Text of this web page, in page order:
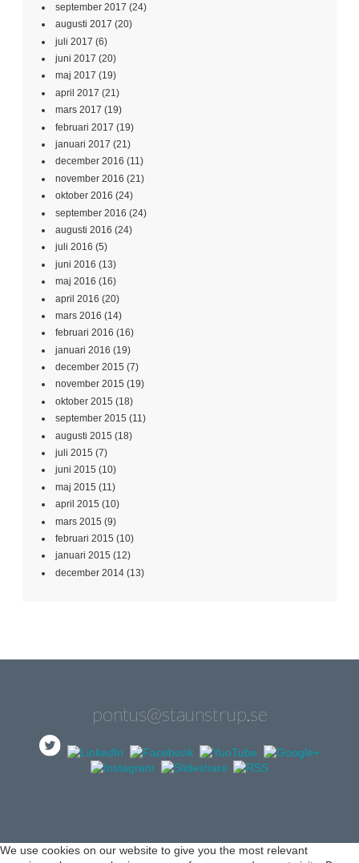
september 2017 (24)
augusti 2017 (20)
juli 2017 (6)
juni 2017 (20)
maj 2017 (19)
april 2017 (21)
mars 2017 (19)
februari 2017 (19)
januari 2017 (21)
december 2016 (11)
november 2016 (21)
oktober 2016 (24)
september 2016 (24)
augusti 2016 (24)
juli 2016 (5)
juni 2016 (13)
maj 2016 (16)
april 2016 (20)
mars 2016 (14)
februari 2016 (16)
januari 2016 (19)
december 2015 (7)
november 2015 (19)
oktober 2015 (18)
september 2015 (11)
augusti 2015 (18)
juli 2015 (7)
juni 2015 (10)
maj 2015 (11)
april 2015 (10)
mars 2015 (9)
februari 2015 (10)
januari 2015 (12)
december 2014 (13)
pontus@staunstrup.se
We use cookies on our website to give you the most relevant